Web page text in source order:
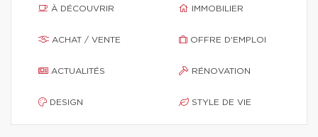
À DÉCOUVRIR
ACHAT / VENTE
ACTUALITÉS
DESIGN
IMMOBILIER
OFFRE D'EMPLOI
RÉNOVATION
STYLE DE VIE